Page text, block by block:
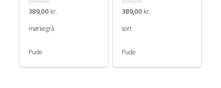
389,00 kr.
mørkegrå
Pude
389,00 kr.
sort
Pude